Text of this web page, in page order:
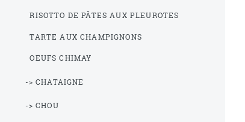
RISOTTO DE PÂTES AUX PLEUROTES
TARTE AUX CHAMPIGNONS
OEUFS CHIMAY
-> CHATAIGNE
-> CHOU